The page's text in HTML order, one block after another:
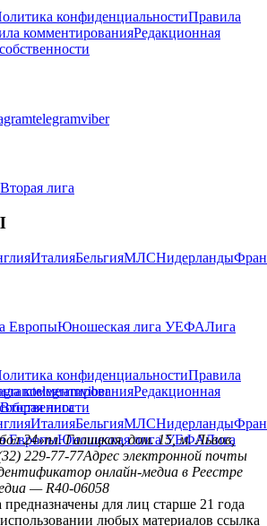
конфиденциальностиПравила
комментированияРедакционная
telegramviber
Вторая лига
ИталияБельгияМЛСНидерланды
ЕвропыЮношеская лига УЕФАЛига
конфиденциальностиПравила
комментированияРедакционная
telegramviber
Вторая лига
ИталияБельгияМЛСНидерланды
ЕвропыЮношеская лига УЕФАЛига
24»пл. Галицкая, дом. 15, м. Львов,
229-77-77Адрес электронной почты
онлайн-медиа в Реестре
— R40-06058
для лиц старше 21 года
любых материалов ссылка